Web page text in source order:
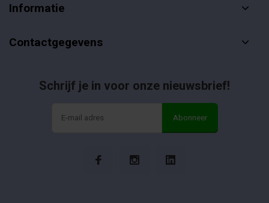
Informatie
Contactgegevens
Schrijf je in voor onze nieuwsbrief!
Abonneer